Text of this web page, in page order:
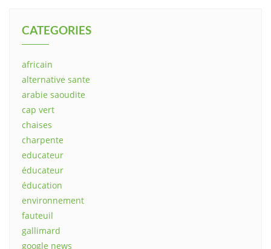
CATEGORIES
africain
alternative sante
arabie saoudite
cap vert
chaises
charpente
educateur
éducateur
éducation
environnement
fauteuil
gallimard
google news